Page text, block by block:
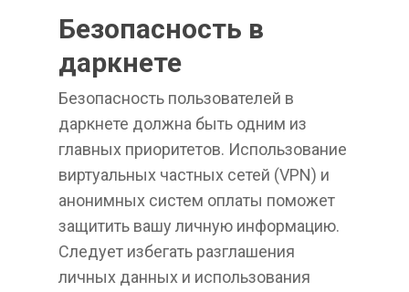
Безопасность в
даркнете
Безопасность пользователей в
даркнете должна быть одним из
главных приоритетов. Использование
виртуальных частных сетей (VPN) и
анонимных систем оплаты поможет
защитить вашу личную информацию.
Следует избегать разглашения
личных данных и использования